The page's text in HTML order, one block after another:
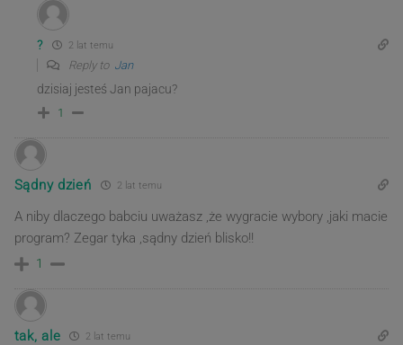
? 2 lat temu
Reply to Jan
dzisiaj jesteś Jan pajacu?
1
Sądny dzień 2 lat temu
A niby dlaczego babciu uważasz ,że wygracie wybory ,jaki macie
program? Zegar tyka ,sądny dzień blisko!!
1
tak, ale 2 lat temu